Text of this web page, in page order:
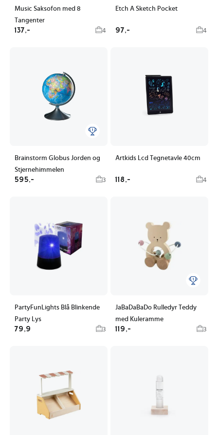
Music Saksofon med 8
Tangenter
137,- 4
Etch A Sketch Pocket
97,- 4
Brainstorm Globus Jorden og
Stjernehimmelen
595,- 3
Artkids Lcd Tegnetavle 40cm
118,- 4
PartyFunLights Blå Blinkende
Party Lys
79,9 3
JaBaDaBaDo Rulledyr Teddy
med Kuleramme
119,- 3